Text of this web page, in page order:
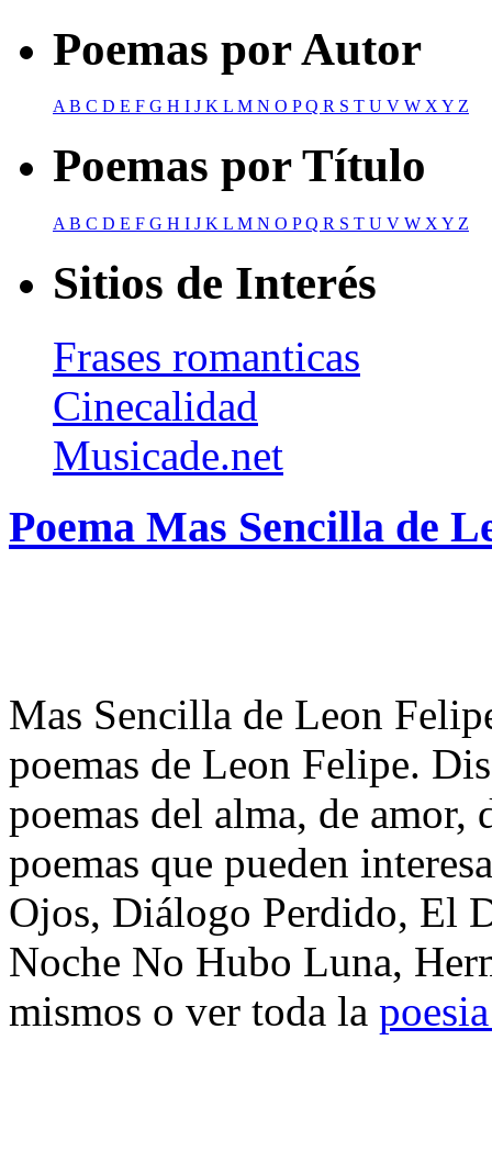
Poemas por Autor
AB C D E F G H I J K L M N O PQ R S T U V W XY Z
Poemas por Título
A B C D E F G H I J K L M N O PQ R S T U V W X Y Z
Sitios de Interés
Frases romanticas
Cinecalidad
Musicade.net
Poema Mas Sencilla de
Mas Sencilla de Leon
poemas de Leon Felipe.
poemas del alma, de
poemas que pueden
Ojos, Diálogo Perdido, El
Noche No Hubo Luna,
mismos o ver toda la